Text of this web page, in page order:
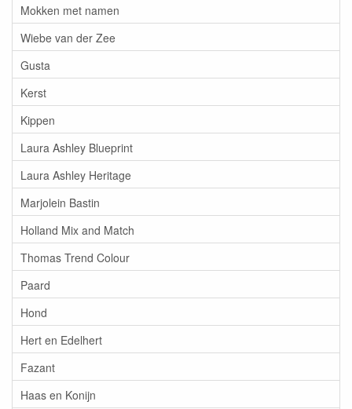
Mokken met namen
Wiebe van der Zee
Gusta
Kerst
Kippen
Laura Ashley Blueprint
Laura Ashley Heritage
Marjolein Bastin
Holland Mix and Match
Thomas Trend Colour
Paard
Hond
Hert en Edelhert
Fazant
Haas en Konijn